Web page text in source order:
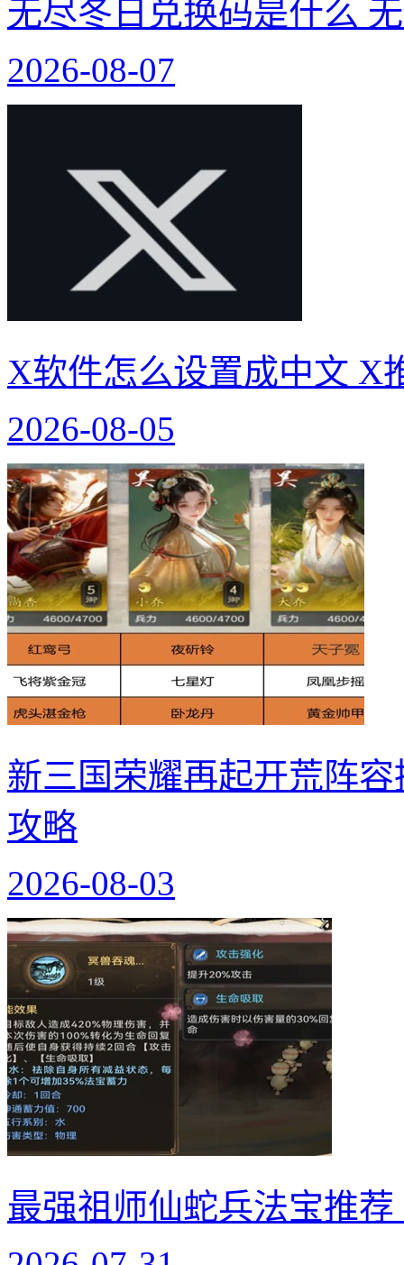
无尽冬日兑换码是什么
2026-08-07
X软件怎么设置成中文 X
2026-08-05
新三国荣耀再起开荒阵
攻略
2026-08-03
最强祖师仙蛇兵法宝推